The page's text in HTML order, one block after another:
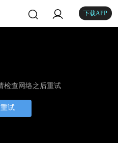
下载APP
检查网络之后重试
重试